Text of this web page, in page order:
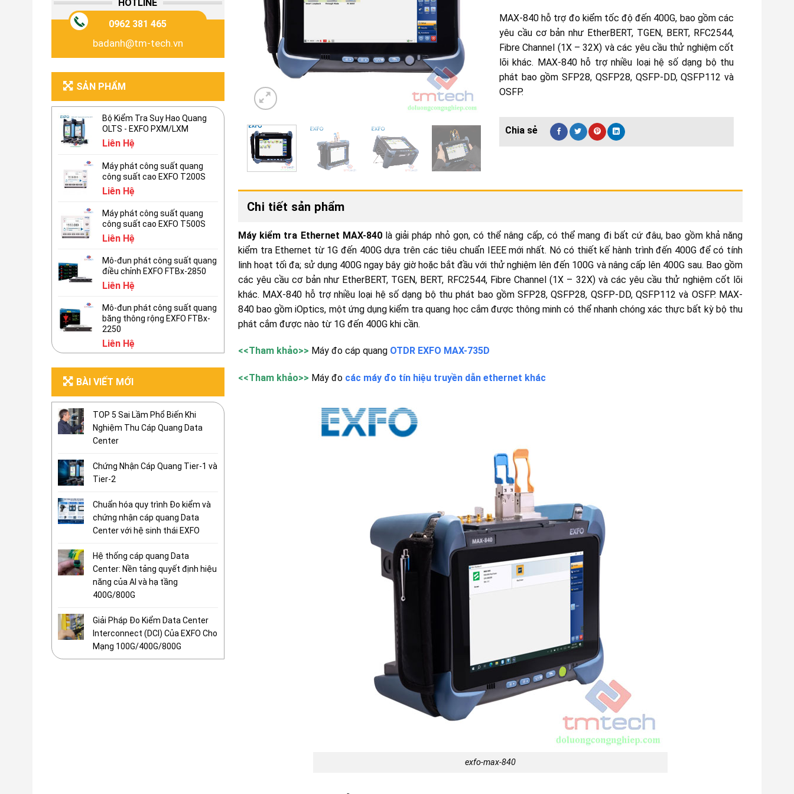
MAX-840 hỗ trợ đo kiểm tốc độ đến 400G, bao gồm các
yêu cầu cơ bản như EtherBERT, TGEN, BERT, RFC2544,
Fibre Channel (1X – 32X) và các yêu cầu thử nghiệm cốt
lõi khác. MAX-840 hỗ trợ nhiều loại hệ số dạng bộ thu
phát bao gồm SFP28, QSFP28, QSFP-DD, QSFP112 và
OSFP.
Chi tiết sản phẩm
Máy kiểm tra Ethernet MAX-840là giải pháp nhỏ gọn, có thể nâng cấp, có thể mang đi bất cứ đâu, bao gồm khả năng
kiểm tra Ethernet từ 1G đến 400G dựa trên các tiêu chuẩn IEEE mới nhất. Nó có thiết kế hành trình đến 400G để có tính
linh hoạt tối đa; sử dụng 400G ngay bây giờ hoặc bắt đầu với thử nghiệm lên đến 100G và nâng cấp lên 400G sau. Bao gồm
các yêu cầu cơ bản như EtherBERT, TGEN, BERT, RFC2544, Fibre Channel (1X – 32X) và các yêu cầu thử nghiệm cốt lõi
khác. MAX-840 hỗ trợ nhiều loại hệ số dạng bộ thu phát bao gồm SFP28, QSFP28, QSFP-DD, QSFP112 và OSFP. MAX-
840 bao gồm iOptics, một ứng dụng kiểm tra quang học cắm được thông minh có thể nhanh chóng xác thực bất kỳ bộ thu
phát cắm được nào từ 1G đến 400G khi cần.
<<Tham khảo>> Máy đo cáp quang OTDR EXFO MAX-735D
<<Tham khảo>> Máy đo các máy đo tín hiệu truyền dẫn ethernet khác
exfo-max-840
HOTLINE
0962 381 465
badanh@tm-tech.vn
SẢN PHẨM
Bộ Kiểm Tra Suy Hao Quang
OLTS - EXFO PXM/LXM
Liên Hệ
Máy phát công suất quang
công suất cao EXFO T200S
Liên Hệ
Máy phát công suất quang
công suất cao EXFO T500S
Liên Hệ
Mô-đun phát công suất quang
điều chỉnh EXFO FTBx-2850
Liên Hệ
Mô-đun phát công suất quang
băng thông rộng EXFO FTBx-
2250
Liên Hệ
BÀI VIẾT MỚI
TOP 5 Sai Lầm Phổ Biến Khi
Nghiệm Thu Cáp Quang Data
Center
Chứng Nhận Cáp Quang Tier-1 và
Tier-2
Chuẩn hóa quy trình Đo kiểm và
chứng nhận cáp quang Data
Center với hệ sinh thái EXFO
Hệ thống cáp quang Data
Center: Nền tảng quyết định hiệu
năng của AI và hạ tầng
400G/800G
Giải Pháp Đo Kiểm Data Center
Interconnect (DCI) Của EXFO Cho
Mạng 100G/400G/800G